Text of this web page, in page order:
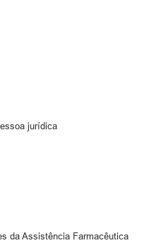
jurídica
da Assistência Farmacêutica